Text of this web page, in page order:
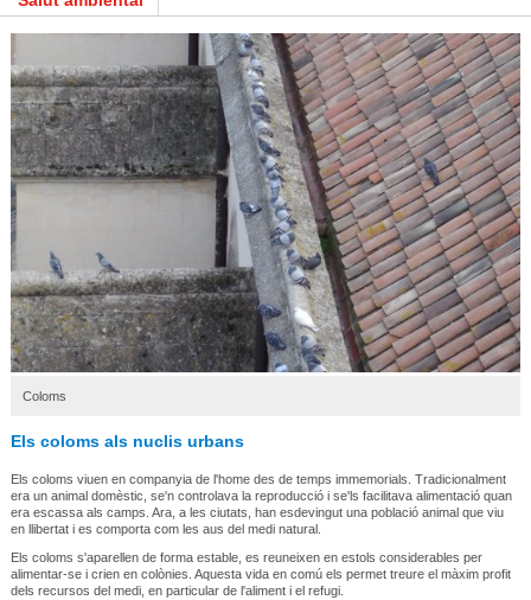
Coloms
Els coloms als nuclis urbans
Els coloms viuen en companyia de l'home des de temps immemorials. Tradicionalment
era un animal domèstic, se'n controlava la reproducció i se'ls facilitava alimentació quan
era escassa als camps. Ara, a les ciutats, han esdevingut una població animal que viu
en llibertat i es comporta com les aus del medi natural.
Els coloms s'aparellen de forma estable, es reuneixen en estols considerables per
alimentar-se i crien en colònies. Aquesta vida en comú els permet treure el màxim profit
dels recursos del medi, en particular de l'aliment i el refugi.